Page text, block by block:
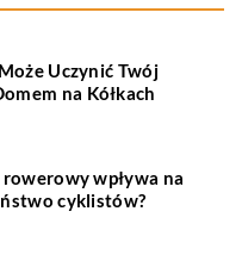
Uczynić Twój
na Kółkach
wpływa na
cyklistów?